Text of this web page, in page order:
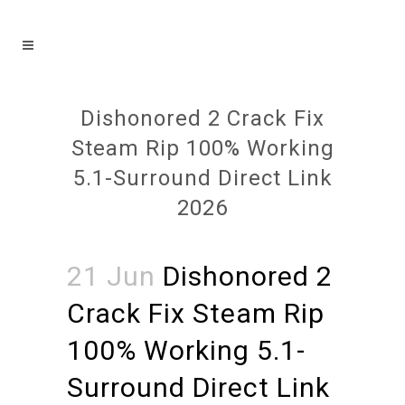
Dishonored 2 Crack Fix
Steam Rip 100% Working
5.1-Surround Direct Link
2026
21 Jun Dishonored 2
Crack Fix Steam Rip
100% Working 5.1-
Surround Direct Link